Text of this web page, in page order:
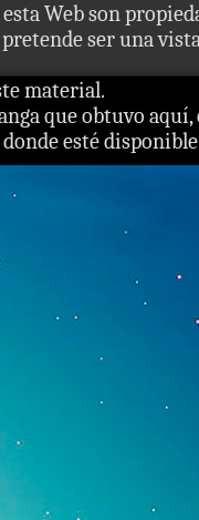
Web son
ser una
material.
que obtuvo
esté